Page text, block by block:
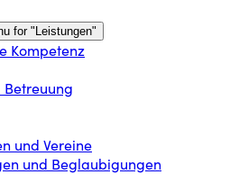
for "Leistungen"
Kompetenz
Betreuung
und Vereine
und Beglaubigungen